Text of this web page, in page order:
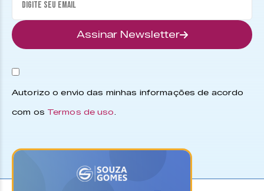
Assinar Newsletter
Autorizo o envio das minhas informações de acordo
com os Termos de uso.